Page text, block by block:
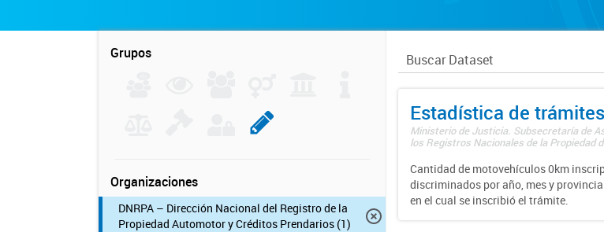
Grupos
Organizaciones
DNRPA – Dirección Nacional del Registro de la
Propiedad Automotor y Créditos Prendarios (1)
Estadística de
Ministerio de Justicia. Subsecretaría de
los Registros Nacionales de la Propiedad
Cantidad de motovehículos 0km
discriminados por año, mes y
en el cual se inscribió el trámite.